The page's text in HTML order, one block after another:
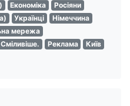
Економіка
Росіяни
Українці
Німеччина
мережа
Сміливіше. Реклама
Київ